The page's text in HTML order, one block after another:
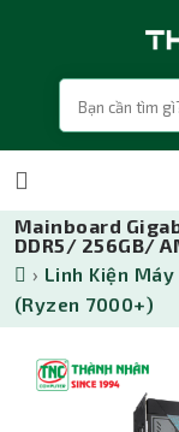
Mainboard
DDR5/ 256GB/
› Linh Kiện Máy
(Ryzen 7000+)